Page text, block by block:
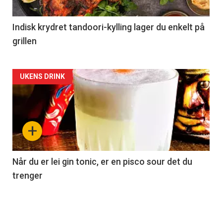
Indisk krydret tandoori-kylling lager du enkelt på
grillen
Forsiden
akkurat
nå
-
2
+
UKENS DRINK
Når du er lei gin tonic, er en pisco sour det du
trenger